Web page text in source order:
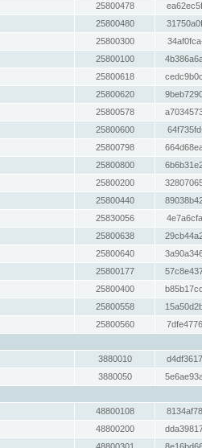
25800478
25800480
25800300
25800100
25800618
25800620
25800578
25800600
25800798
25800800
25800200
25800440
25830056
25800638
25800640
25800177
25800400
25800558
25800560
3880010
3880050
48800108
48800200